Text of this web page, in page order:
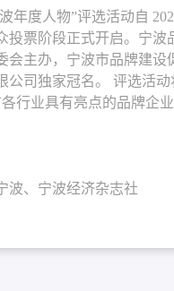
度人物”评选活动自
票阶段正式开启。宁波
主办，宁波市品牌建设
司独家冠名。 评选活
行业具有亮点的品牌企业
波、宁波经济杂志社